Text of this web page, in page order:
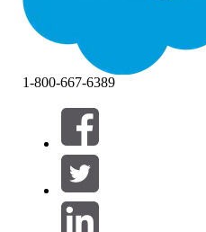
Filters (0)
FILTERS SELECTEREN
Productgebied
1-800-667-6389